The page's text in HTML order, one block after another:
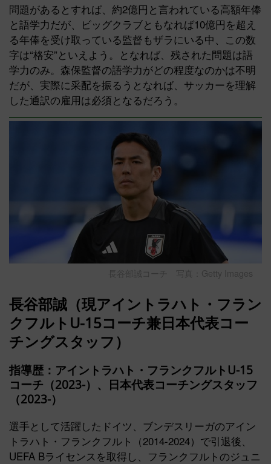
問題があるとすれば、約2億円と言われている高額年俸
と語学力だが、ビッグクラブともなれば10億円を超え
る年俸を受け取っている監督もザラにいる中、この数
字は“格安”といえよう。となれば、残された問題は語
学力のみ。森保監督の語学力がどの程度なのかは不明
だが、実際に采配を振るうとなれば、サッカーを理解
した通訳の雇用は必須となるだろう。
長谷部誠コーチ 写真：Getty Images
長谷部誠（現アイントラハト・フラン
クフルトU-15コーチ兼日本代表コー
チングスタッフ）
指導歴：アイントラハト・フランクフルトU-15
コーチ（2023-）、日本代表コーチングスタッフ
（2023-）
選手として活躍したドイツ、ブンデスリーガのアイン
トラハト・フランクフルト（2014-2024）で引退後、
UEFA Bライセンスを取得し、フランクフルトのジュニ